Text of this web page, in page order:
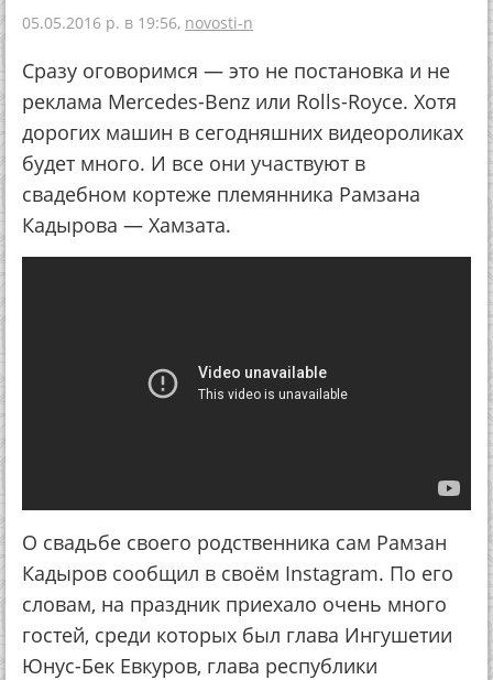
05.05.2016 р. в 19:56, novosti-n
Сразу оговоримся — это не постановка и не
реклама Mercedes-Benz или Rolls-Royce. Хотя
дорогих машин в сегодняшних видеороликах
будет много. И все они участвуют в
свадебном кортеже племянника Рамзана
Кадырова — Хамзата.
О свадьбе своего родственника сам Рамзан
Кадыров сообщил в своём Instagram. По его
словам, на праздник приехало очень много
гостей, среди которых был глава Ингушетии
Юнус-Бек Евкуров, глава республики